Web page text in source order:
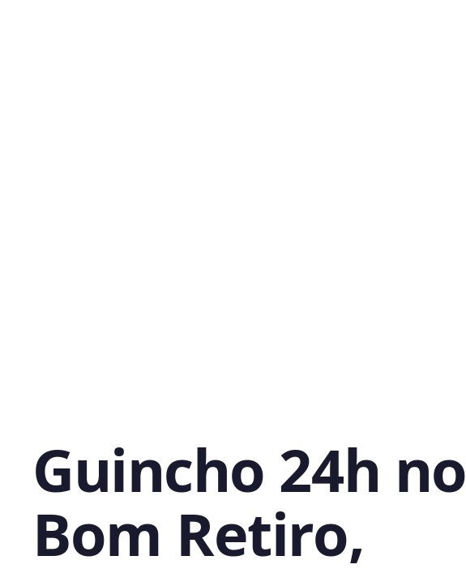
Guincho 24h no
Bom Retiro,